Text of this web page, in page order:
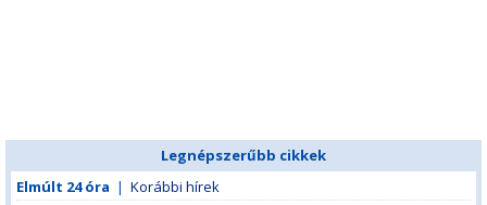
Legnépszerűbb cikkek
Elmúlt 24 óra | Korábbi hírek